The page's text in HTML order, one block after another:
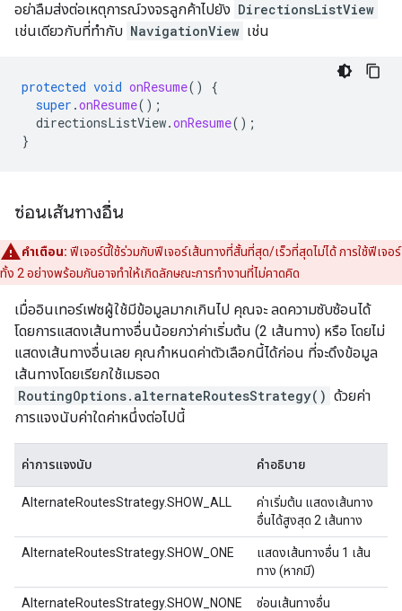
อย่าลืมส่งต่อเหตุการณ์วงจรลูกค้าไปยัง DirectionsListView
เช่นเดียวกับที่ทำกับ NavigationView เช่น
protected void onResume()
{
super .onResume();
directionsListView.onResume();
}
ซ่อนเส้นทางอื่น
คำเตือน: ฟีเจอร์นี้ใช้ร่วมกับฟีเจอร์เส้นทางที่สั้นที่สุด/เร็วที่สุดไม่ได้ การใช้ฟีเจอร์
ทั้ง 2 อย่างพร้อมกันอาจทำให้เกิดลักษณะการทำงานที่ไม่คาดคิด
เมื่ออินเทอร์เฟซผู้ใช้มีข้อมูลมากเกินไป คุณจะ ลดความซับซ้อนได้
โดยการแสดงเส้นทางอื่นน้อยกว่าค่าเริ่มต้น (2 เส้นทาง) หรือ โดยไม่
แสดงเส้นทางอื่นเลย คุณกำหนดค่าตัวเลือกนี้ได้ก่อน ที่จะดึงข้อมูล
เส้นทางโดยเรียกใช้เมธอด
RoutingOptions.alternateRoutesStrategy() ด้วยค่า
การแจงนับค่าใดค่าหนึ่งต่อไปนี้
ค่าการแจงนับ คำอธิบาย
AlternateRoutesStrategy.SHOW_ALL
ค่าเริ่มต้น แสดงเส้นทาง
อื่นได้สูงสุด 2 เส้นทาง
AlternateRoutesStrategy.SHOW_ONE
แสดงเส้นทางอื่น 1 เส้น
ทาง (หากมี)
AlternateRoutesStrategy.SHOW_NONE ซ่อนเส้นทางอื่น